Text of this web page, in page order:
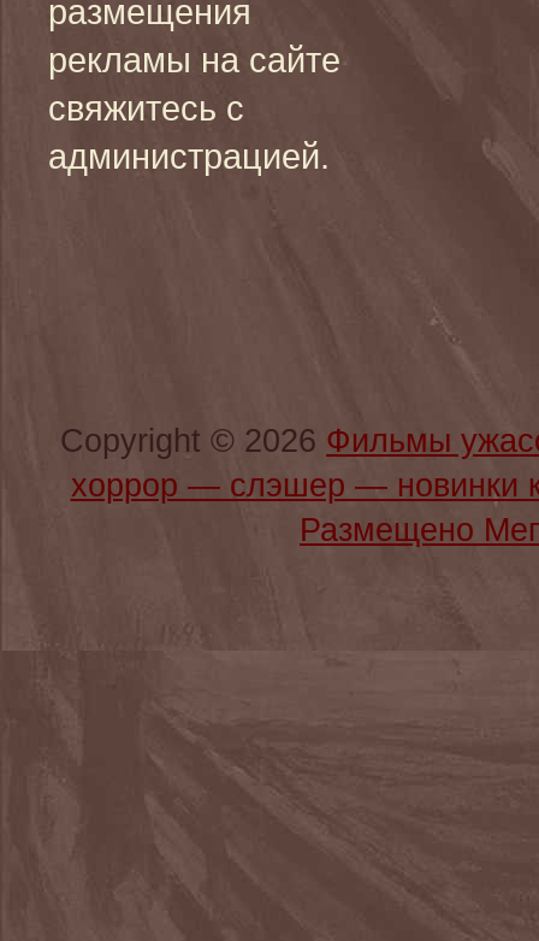
размещения
рекламы на сайте
свяжитесь с
администрацией.
Copyright © 2026 Фильмы
хоррор — слэшер —
Размещено